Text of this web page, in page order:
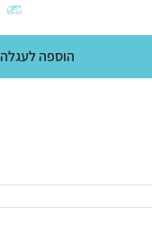
הוספה לעגלה